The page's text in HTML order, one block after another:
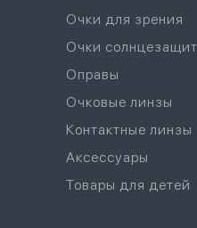
Очки для зрения
Очки
Очковые линзы
Оправы
Контактные линзы
Аксессуары
Товары для детей